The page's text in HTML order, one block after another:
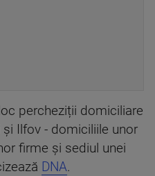
percheziții domiciliare
Ilfov - domiciliile unor
firme și sediul unei
DNA.